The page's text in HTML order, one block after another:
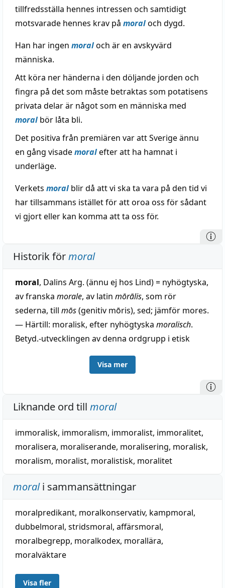
tillfredsställa hennes intressen och samtidigt
motsvarade hennes krav på moraloch dygd.
Han har ingen moraloch är en avskyvärd
människa.
Att köra ner händerna i den döljande jorden och
fingra på det som måste betraktas som potatisens
privata delar är något som en människa med
moralbör låta bli.
Det positiva från premiären var att Sverige ännu
en gång visademoralefter att ha hamnat i
underläge.
Verkets moralblir då att vi ska ta vara på den tid vi
har tillsammans istället för att oroa oss för sådant
vi gjort eller kan komma att ta oss för.
Historik förmoral
moral, Dalins Arg. (ännu ej hos Lind) = nyhögtyska,
av franska morale, av latin mōrālis, som rör
sederna, till mōs(genitiv mōris), sed; jämför mores.
— Härtill: moralisk, efter nyhögtyska moralisch.
Betyd.-utvecklingen av denna ordgrupp i etisk
Visa mer
Liknande ord till moral
immoralisk, immoralism, immoralist, immoralitet,
moralisera, moraliserande, moralisering, moralisk,
moralism, moralist, moralistisk, moralitet
morali sammansättningar
moralpredikant, moralkonservativ, kampmoral,
dubbelmoral, stridsmoral, affärsmoral,
moralbegrepp, moralkodex, morallära,
moralväktare
Visa fler